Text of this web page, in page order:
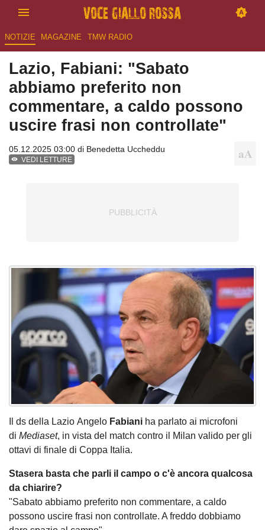
NOTIZIE MAGAZINE TMW RADIO
Lazio, Fabiani: "Sabato
abbiamo preferito non
commentare, a caldo possono
uscire frasi non controllate"
05.12.2025 03:00 di Benedetta Uccheddu
VEDI LETTURE
Il ds della Lazio Angelo Fabiani ha parlato ai microfoni
di Mediaset, in vista del match contro il Milan valido per gli
ottavi di finale di Coppa Italia.
Stasera basta che parli il campo o c'è ancora qualcosa
da chiarire?
"Sabato abbiamo preferito non commentare, a caldo
possono uscire frasi non controllate. A freddo dobbiamo